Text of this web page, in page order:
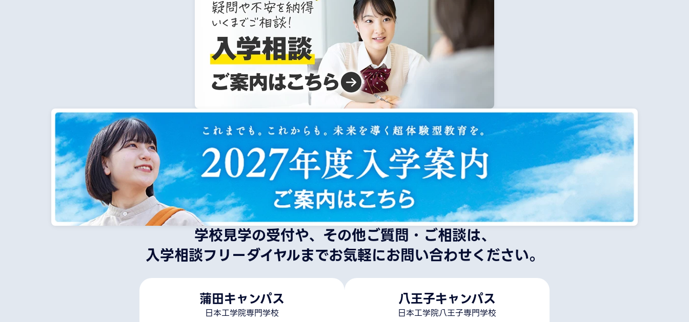
学校見学の受付や、その他ご質問・ご相談は、
入学相談フリーダイヤルまでお気軽にお問い合わせください。
蒲田キャンパス
日本工学院専門学校
八王子キャンパス
日本工学院八王子専門学校